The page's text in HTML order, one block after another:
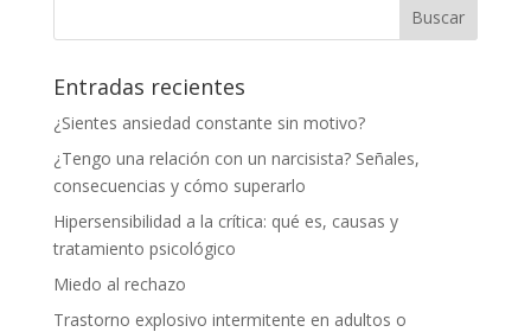
Entradas recientes
¿Sientes ansiedad constante sin motivo?
¿Tengo una relación con un narcisista? Señales,
consecuencias y cómo superarlo
Hipersensibilidad a la crítica: qué es, causas y
tratamiento psicológico
Miedo al rechazo
Trastorno explosivo intermitente en adultos o